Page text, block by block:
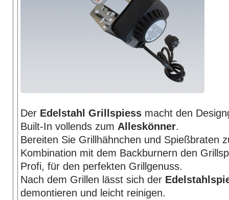
Der Edelstahl Grillspiess macht den
Built-In vollends zum Alleskönner.
Bereiten Sie Grillhähnchen und Spießbraten
Kombination mit dem Backburnern den
Profi, für den perfekten Grillgenuss.
Nach dem Grillen lässt sich der
demontieren und leicht reinigen.